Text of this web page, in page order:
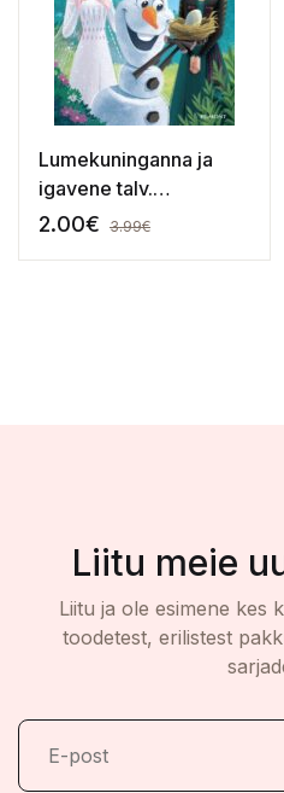
Lumekuninganna ja
igavene talv.
Värvimisraamat
2.00€ 3.99€
Liitu meie
Liitu ja ole esimene kes
toodetest, erilistest